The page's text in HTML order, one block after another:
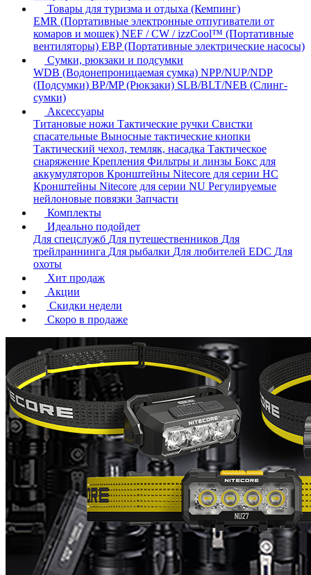
Товары для туризма и отдыха (Кемпинг)
EMR (Портативные электронные отпугиватели от
комаров и мошек) NEF / CW / izzCool™ (Портативные
вентиляторы) EBP (Портативные электрические насосы)
Сумки, рюкзаки и подсумки
WDB (Водонепроницаемая сумка) NPP/NUP/NDP
(Подсумки) BP/MP (Рюкзаки) SLB/BLT/NEB (Слинг-
сумки)
Аксессуары
Титановые ножи Тактические ручки Свистки
спасательные Выносные тактические кнопки
Тактический чехол, темляк, насадка Тактическое
снаряжение Крепления Фильтры и линзы Бокс для
аккумуляторов Кронштейны Nitecore для серии HС
Кронштейны Nitecore для серии NU Регулируемые
нейлоновые повязки Запчасти
Комплекты
Идеально подойдет
Для спецслужб Для путешественников Для
трейлраннинга Для рыбалки Для любителей EDC Для
охоты
Хит продаж
Акции
Скидки недели
Скоро в продаже